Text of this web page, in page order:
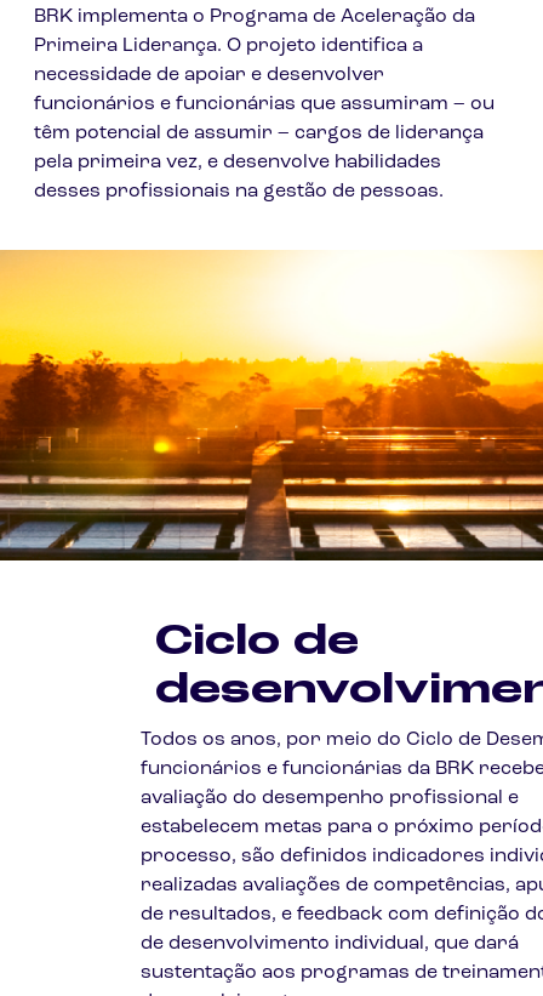
BRK implementa o Programa de Aceleração da
Primeira Liderança. O projeto identifica a
necessidade de apoiar e desenvolver
funcionários e funcionárias que assumiram – ou
têm potencial de assumir – cargos de liderança
pela primeira vez, e desenvolve habilidades
desses profissionais na gestão de pessoas.
Ciclo de
Todos os anos, por meio do Ciclo de
funcionários e funcionárias da BRK
avaliação do desempenho profissional e
estabelecem metas para o próximo
processo, são definidos indicadores
realizadas avaliações de competências,
de resultados, e feedback com definição
de desenvolvimento individual, que dará
sustentação aos programas de